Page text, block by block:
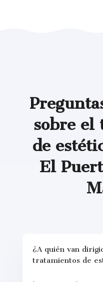
sobre el
de
El
¿A quién van
tratamientos de